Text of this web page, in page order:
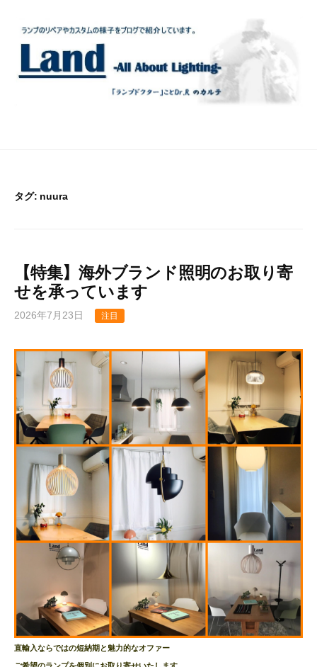
タグ: nuura
【特集】海外ブランド照明のお取り寄
せを承っています
2026年7月23日 注目
直輸入ならではの短納期と魅力的なオファー